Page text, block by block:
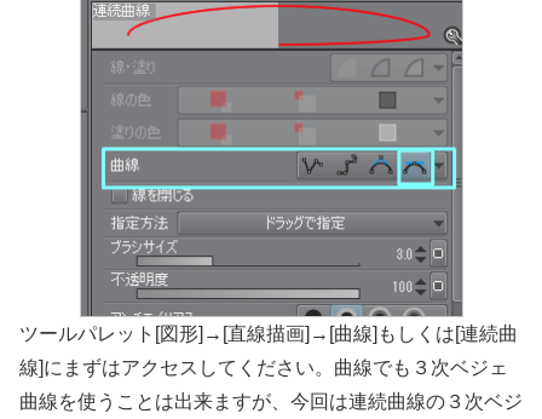
ツールパレット[図形]→[直線描画]→[曲線]もしくは[連続曲
線]にまずはアクセスしてください。曲線でも３次ベジェ
曲線を使うことは出来ますが、今回は連続曲線の３次ベジ